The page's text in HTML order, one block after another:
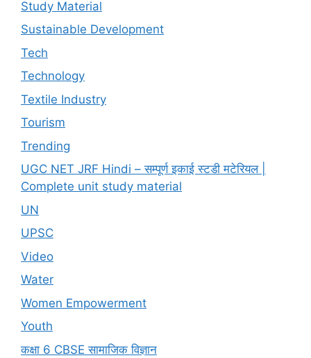
Study Material
Sustainable Development
Tech
Technology
Textile Industry
Tourism
Trending
UGC NET JRF Hindi – सम्पूर्ण इकाई स्टडी मटेरियल |
Complete unit study material
UN
UPSC
Video
Water
Women Empowerment
Youth
कक्षा 6 CBSE सामाजिक विज्ञान